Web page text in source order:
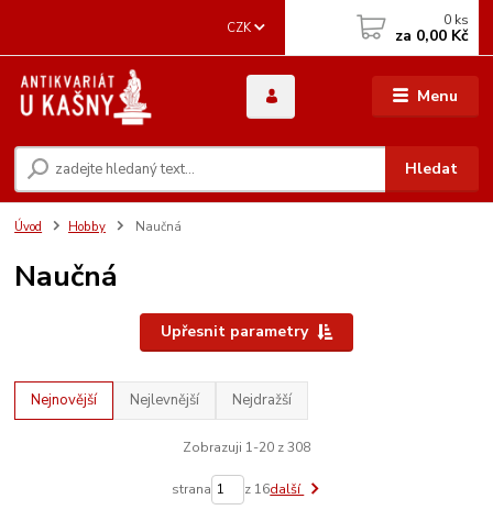
Menu
CZK
Hledat
0 ks
za 0,00 Kč
Úvod Hobby Naučná
Naučná
Upřesnit parametry
Nejnovější Nejlevnější Nejdražší
Zobrazuji 1-20 z 308
strana z 16další